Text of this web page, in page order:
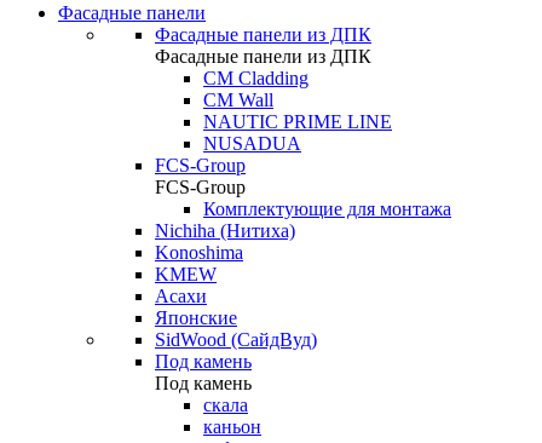
Фасадные панели
Фасадные панели из ДПК
Фасадные панели из ДПК
CM Cladding
CM Wall
NAUTIC PRIME LINE
NUSADUA
FCS-Group
FCS-Group
Комплектующие для монтажа
Nichiha (Нитиха)
Konoshima
KMEW
Асахи
Японские
SidWood (СайдВуд)
Под камень
Под камень
скала
каньон